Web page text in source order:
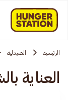
الرئيسية الصيدلية
العناية